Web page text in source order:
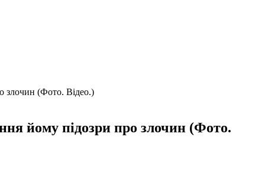
злочин (Фото. Відео.)
йому підозри про злочин (Фото.